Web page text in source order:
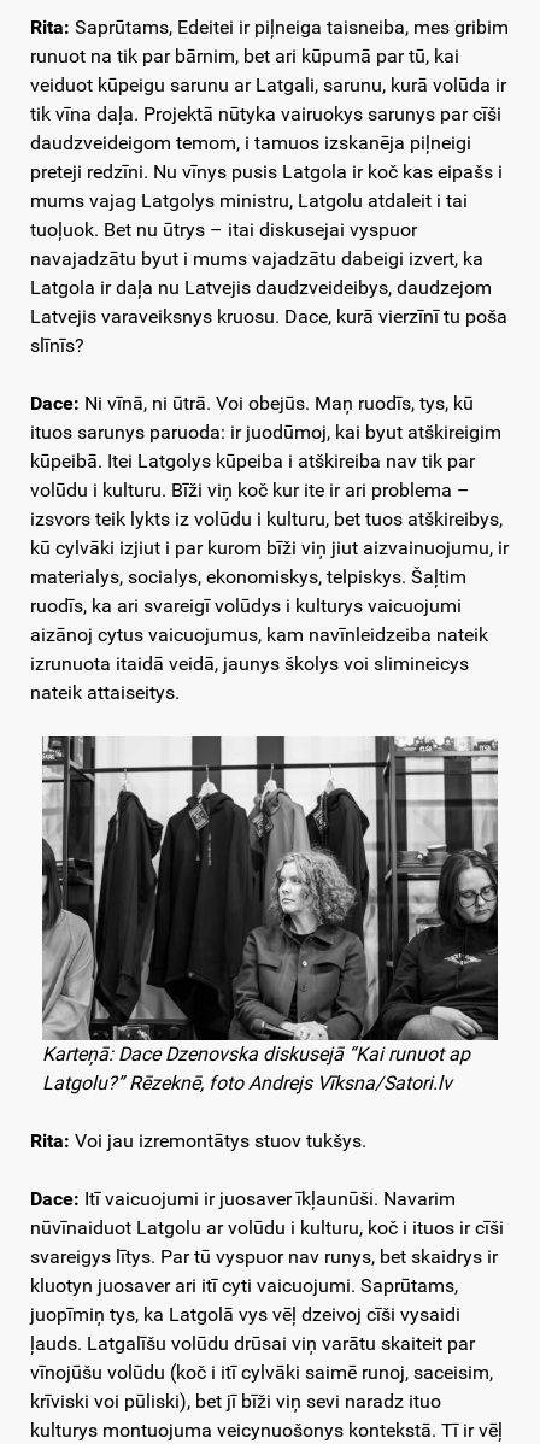
Rita: Saprūtams, Edeitei ir piļneiga taisneiba, mes gribim
runuot na tik par bārnim, bet ari kūpumā par tū, kai
veiduot kūpeigu sarunu ar Latgali, sarunu, kurā volūda ir
tik vīna daļa. Projektā nūtyka vairuokys sarunys par cīši
daudzveideigom temom, i tamuos izskanēja piļneigi
preteji redzīni. Nu vīnys pusis Latgola ir koč kas eipašs i
mums vajag Latgolys ministru, Latgolu atdaleit i tai
tuoļuok. Bet nu ūtrys – itai diskusejai vyspuor
navajadzātu byut i mums vajadzātu dabeigi izvert, ka
Latgola ir daļa nu Latvejis daudzveideibys, daudzejom
Latvejis varaveiksnys kruosu. Dace, kurā vierzīnī tu poša
slīnīs?
Dace: Ni vīnā, ni ūtrā. Voi obejūs. Maņ ruodīs, tys, kū
ituos sarunys paruoda: ir juodūmoj, kai byut atškireigim
kūpeibā. Itei Latgolys kūpeiba i atškireiba nav tik par
volūdu i kulturu. Bīži viņ koč kur ite ir ari problema –
izsvors teik lykts iz volūdu i kulturu, bet tuos atškireibys,
kū cylvāki izjiut i par kurom bīži viņ jiut aizvainuojumu, ir
materialys, socialys, ekonomiskys, telpiskys. Šaļtim
ruodīs, ka ari svareigī volūdys i kulturys vaicuojumi
aizānoj cytus vaicuojumus, kam navīnleidzeiba nateik
izrunuota itaidā veidā, jaunys školys voi slimineicys
nateik attaiseitys.
Karteņā: Dace Dzenovska diskusejā “Kai runuot ap
Latgolu?” Rēzeknē, foto Andrejs Vīksna/Satori.lv
Rita: Voi jau izremontātys stuov tukšys.
Dace: Itī vaicuojumi ir juosaver īkļaunūši. Navarim
nūvīnaiduot Latgolu ar volūdu i kulturu, koč i ituos ir cīši
svareigys lītys. Par tū vyspuor nav runys, bet skaidrys ir
kluotyn juosaver ari itī cyti vaicuojumi. Saprūtams,
juopīmiņ tys, ka Latgolā vys vēļ dzeivoj cīši vysaidi
ļauds. Latgalīšu volūdu drūsai viņ varātu skaiteit par
vīnojūšu volūdu (koč i itī cylvāki saimē runoj, saceisim,
krīviski voi pūliski), bet jī bīži viņ sevi naradz ituo
kulturys montuojuma veicynuošonys kontekstā. Tī ir vēļ